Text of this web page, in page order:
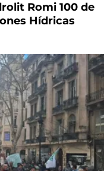
Romi 100 de
Hídricas